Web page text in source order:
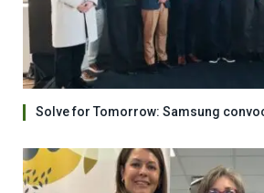
Solve for Tomorrow: Samsung